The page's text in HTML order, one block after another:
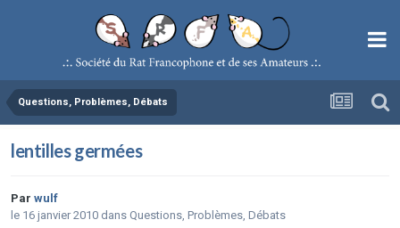
Questions, Problèmes, Débats
lentilles germées
Par wulf
le 16 janvier 2010 dans Questions, Problèmes, Débats